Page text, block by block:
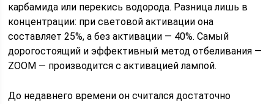
карбамида или перекись водорода. Разница лишь в
концентрации: при световой активации она
составляет 25%, а без активации — 40%. Самый
дорогостоящий и эффективный метод отбеливания —
ZOOM — производится с активацией лампой.
До недавнего времени он считался достаточно